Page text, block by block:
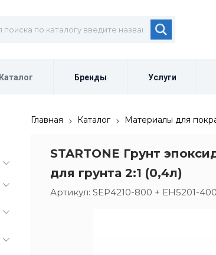
Каталог Бренды Услуги
Главная Каталог Материалы для
STARTONE Грунт
для грунта 2:1 (0,4л)
Артикул: SEP4210-800 + EH5201-400